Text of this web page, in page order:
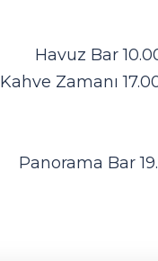
Havuz Bar
Kahve Zamanı
Panorama Bar